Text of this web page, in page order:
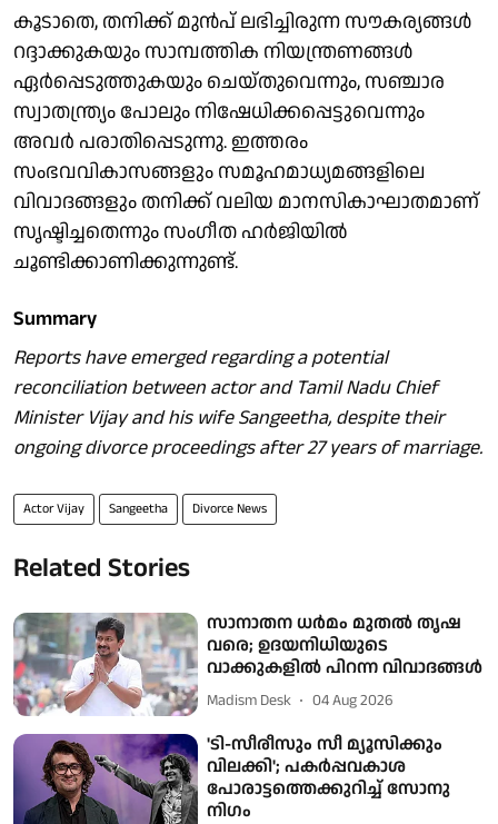
കൂടാതെ, തനിക്ക് മുൻപ് ലഭിച്ചിരുന്ന സൗകര്യങ്ങൾ
റദ്ദാക്കുകയും സാമ്പത്തിക നിയന്ത്രണങ്ങൾ
ഏർപ്പെടുത്തുകയും ചെയ്തുവെന്നും, സഞ്ചാര
സ്വാതന്ത്ര്യം പോലും നിഷേധിക്കപ്പെട്ടുവെന്നും
അവർ പരാതിപ്പെടുന്നു. ഇത്തരം
സംഭവവികാസങ്ങളും സമൂഹമാധ്യമങ്ങളിലെ
വിവാദങ്ങളും തനിക്ക് വലിയ മാനസികാഘാതമാണ്
സൃഷ്ടിച്ചതെന്നും സംഗീത ഹർജിയിൽ
ചൂണ്ടിക്കാണിക്കുന്നുണ്ട്.
Summary
Reports have emerged regarding a potential
reconciliation between actor and Tamil Nadu Chief
Minister Vijay and his wife Sangeetha, despite their
ongoing divorce proceedings after 27 years of marriage.
Actor Vijay Sangeetha Divorce News
Related Stories
സാനാതന ധര്‍മം മുതല്‍ തൃഷ
വരെ; ഉദയനിധിയുടെ
വാക്കുകളില്‍ പിറന്ന വിവാദങ്ങള്‍
Madism Desk 04 Aug 2026
'ടി-സീരീസും സീ മ്യൂസിക്കും
വിലക്കി'; പകർപ്പവകാശ
പോരാട്ടത്തെക്കുറിച്ച് സോനു
നിഗം